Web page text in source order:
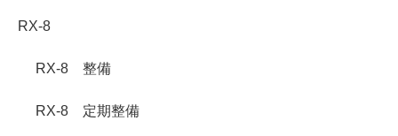
RX-8
RX-8 整備
RX-8 定期整備